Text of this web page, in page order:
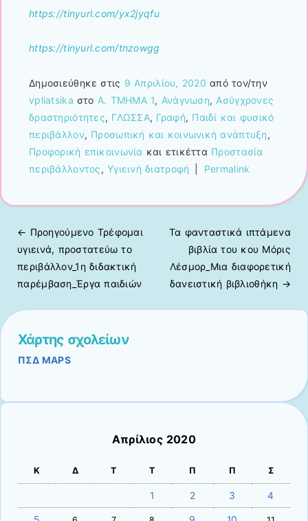
https://tinyurl.com/yx2jyqfu
https://tinyurl.com/tnzowgg
Δημοσιεύθηκε στις 9 Απριλίου, 2020 από τον/την
vpliatsika στο Α. ΤΜΗΜΑ 1, Ανάγνωση, Ασύγχρονες
δραστηριότητες, ΓΛΩΣΣΑ, Γραφή, Παιδί και φυσικό
περιβάλλον, Προσωπική και κοινωνική ανάπτυξη,
Προφορική επικοινωνία και ετικέττα Προστασία
περιβάλλοντος,Υγιεινή διατροφή Permalink
Πλοήγηση άρθρων
← Προηγούμενo Τρέφομαι
υγιεινά, προστατεύω το
περιβάλλον_1η διδακτική
παρέμβαση_Έργα παιδιών
Τα φανταστικά ιπτάμενα
βιβλία του κου Μόρις
Λέσμορ_Μια διαφορετική
δανειστική βιβλιοθήκη →
Χάρτης σχολείων
ΠΣΔ MAPS
Απρίλιος 2020
Κ Δ Τ Τ Π Π Σ
1 2 3 4